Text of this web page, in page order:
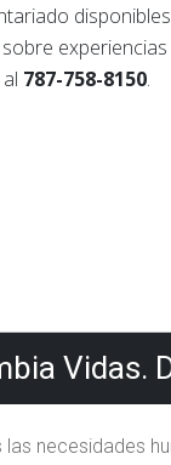
787-758-8150.
Vidas.
necesidades